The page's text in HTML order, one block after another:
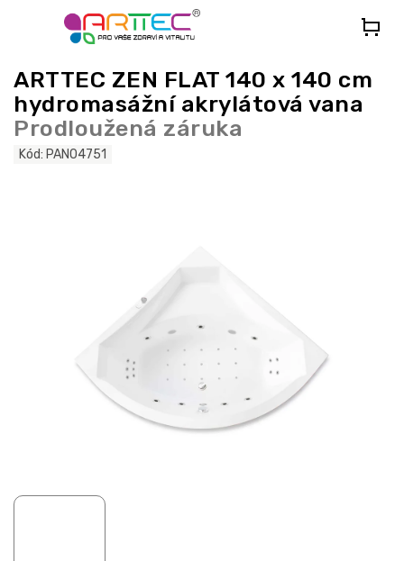
ARTTEC ZEN FLAT 140 x 140 cm
hydromasážní akrylátová vana
Prodloužená záruka
Kód: PAN04751